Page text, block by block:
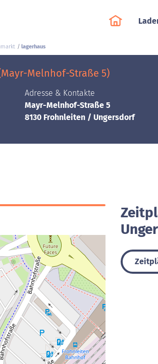
lagerhaus
Melnhof-Straße 5)
Adresse & Kontakte
Mayr-Melnhof-Straße 5
8130 Frohnleiten / Ungersdorf